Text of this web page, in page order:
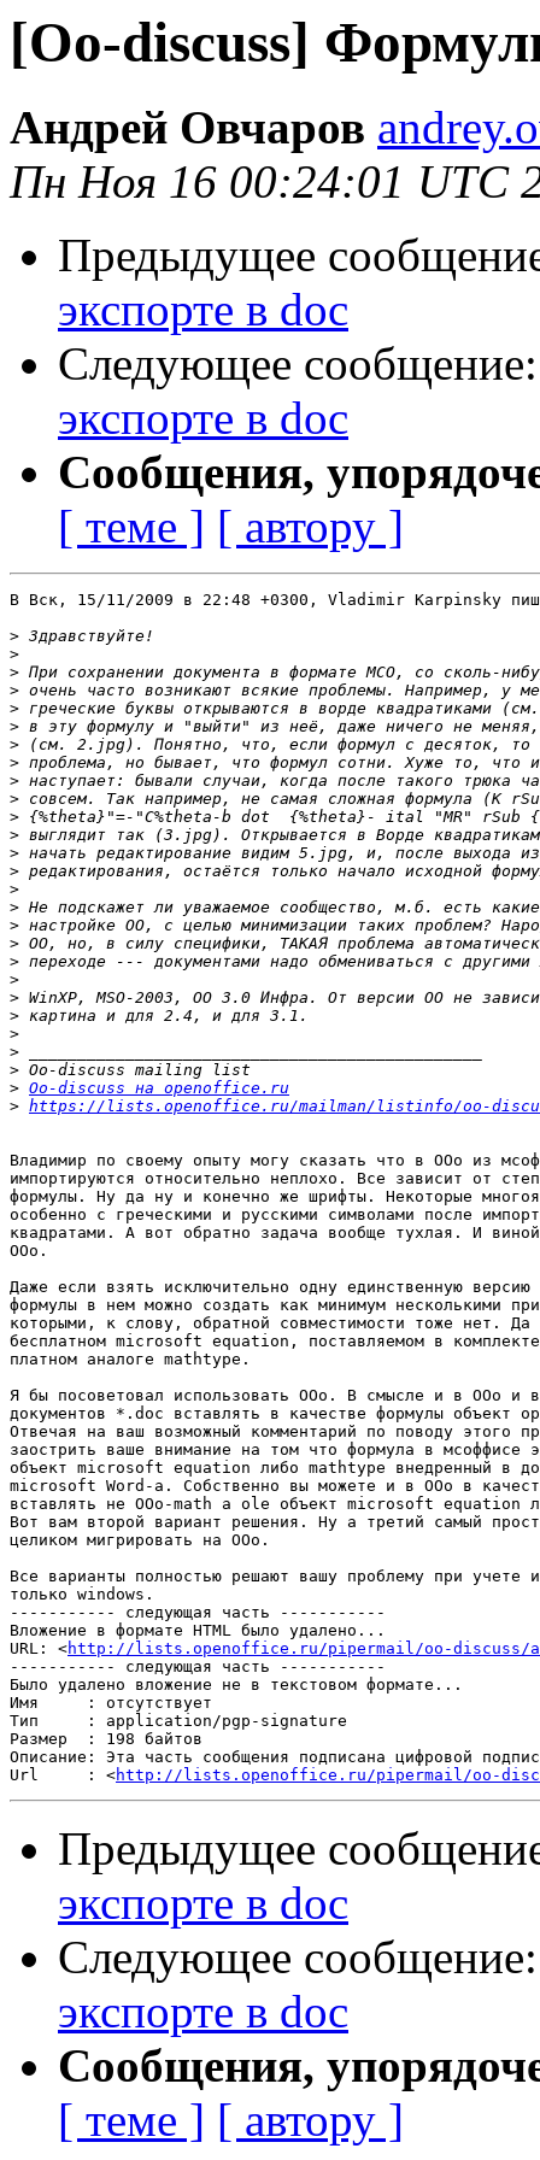
[Oo-discuss]
Андрей Овчаров
Пн Ноя 16 00:24:01 UTC
Предыдущее
экспорте в doc
Следующее
экспорте в doc
Сообщения,
[ теме ] [ автору ]
В Вск, 15/11/2009 в 22:48 +0300, Vladimir Karpinsky
>
>
>
>
>
>
>
>
>
>
>
>
>
>
>
>
>
>
>
>
>
>
>
>
>
> Oo-discuss на openoffice.ru
> https://lists.openoffice.ru/mailman/listinfo/oo-
Владимир по своему опыту могу сказать что в ООо из
импортируются относительно неплохо. Все зависит от
формулы. Ну да ну и конечно же шрифты. Некоторые
особенно с греческими и русскими символами после
квадратами. А вот обратно задача вообще тухлая. И
ООо.
Даже если взять исключительно одну единственную версию
формулы в нем можно создать как минимум несколькими
которыми, к слову, обратной совместимости тоже нет. Да
бесплатном microsoft equation, поставляемом в
платном аналоге mathtype.
Я бы посоветовал использовать ООо. В смысле и в ООо и
документов *.doc вставлять в качестве формулы объект
Отвечая на ваш возможный комментарий по поводу этого
заострить ваше внимание на том что формула в мсоффисе
объект microsoft equation либо mathtype внедренный в
microsoft Word-а. Собственно вы можете и в ООо в
вставлять не ООо-math а ole объект microsoft equation
Вот вам второй вариант решения. Ну а третий самый
целиком мигрировать на ООо.
Все варианты полностью решают вашу проблему при учете
только windows.
----------- следующая часть -----------
Вложение в формате HTML было удалено...
URL: <http://lists.openoffice.ru/pipermail/oo-discuss/
----------- следующая часть -----------
Было удалено вложение не в текстовом формате...
Имя     : отсутствует
Тип     : application/pgp-signature
Размер  : 198 байтов
Описание: Эта часть сообщения подписана цифровой
Url     : <http://lists.openoffice.ru/pipermail/oo-
Предыдущее
экспорте в doc
Следующее
экспорте в doc
Сообщения,
[ теме ] [ автору ]